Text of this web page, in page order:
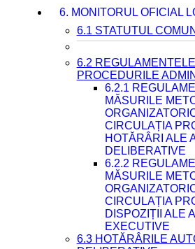
6. MONITORUL OFICIAL
6.1 STATUTUL
6.2
PROCEDURILE
6.2.1
MĂSURILE
CIRCULAȚIA
HOTĂRÂRI ALE
DELIBERATIVE
6.2.2
MĂSURILE
CIRCULAȚIA
DISPOZIȚII ALE
EXECUTIVE
6.3 HOTĂRÂRILE